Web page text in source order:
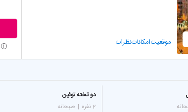
موقعیتامکاناتنظرات
دو تخته توئین
2 نفره
| صبحانه